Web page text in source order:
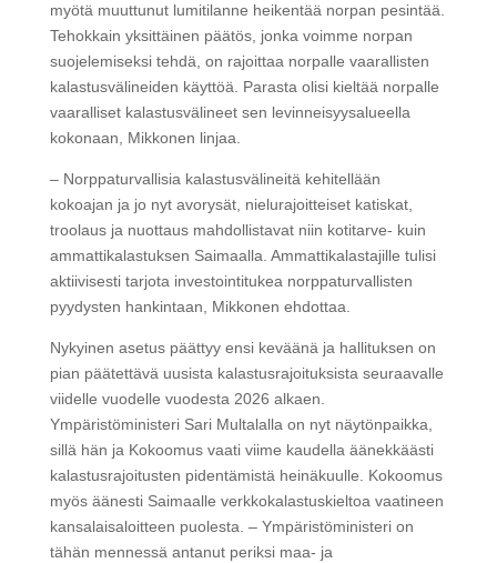
myötä muuttunut lumitilanne heikentää norpan pesintää.
Tehokkain yksittäinen päätös, jonka voimme norpan
suojelemiseksi tehdä, on rajoittaa norpalle vaarallisten
kalastusvälineiden käyttöä. Parasta olisi kieltää norpalle
vaaralliset kalastusvälineet sen levinneisyysalueella
kokonaan, Mikkonen linjaa.
– Norppaturvallisia kalastusvälineitä kehitellään
kokoajan ja jo nyt avorysät, nielurajoitteiset katiskat,
troolaus ja nuottaus mahdollistavat niin kotitarve- kuin
ammattikalastuksen Saimaalla. Ammattikalastajille tulisi
aktiivisesti tarjota investointitukea norppaturvallisten
pyydysten hankintaan, Mikkonen ehdottaa.
Nykyinen asetus päättyy ensi keväänä ja hallituksen on
pian päätettävä uusista kalastusrajoituksista seuraavalle
viidelle vuodelle vuodesta 2026 alkaen.
Ympäristöministeri Sari Multalalla on nyt näytönpaikka,
sillä hän ja Kokoomus vaati viime kaudella äänekkäästi
kalastusrajoitusten pidentämistä heinäkuulle. Kokoomus
myös äänesti Saimaalle verkkokalastuskieltoa vaatineen
kansalaisaloitteen puolesta. – Ympäristöministeri on
tähän mennessä antanut periksi maa- ja